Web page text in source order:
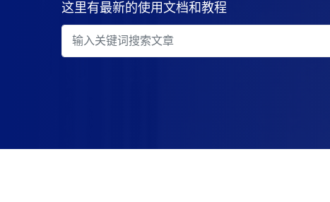
这里有最新的使用文档和教程